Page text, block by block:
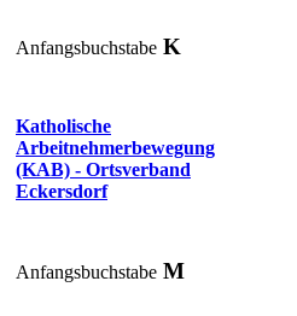
Anfangsbuchstabe K
Katholische
Arbeitnehmerbewegung
(KAB) - Ortsverband
Eckersdorf
Anfangsbuchstabe M